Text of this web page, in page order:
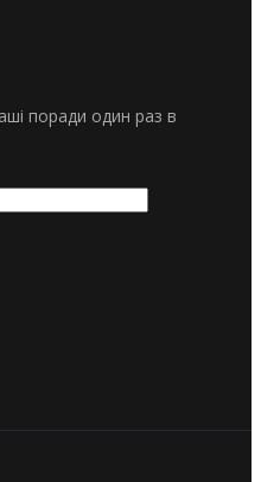
поради один раз в